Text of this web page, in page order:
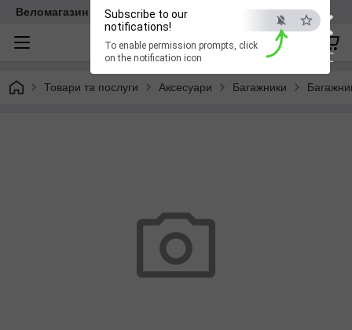
×
ESC
Subscribe to our
notifications!
To enable permission prompts, click
on the notification icon
Веломагазин EasyBike
Товари та послуги Аксесуари Багажники